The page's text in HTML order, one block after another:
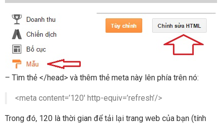
– Tìm thẻ </head> và thêm thẻ meta này lên phía trên nó:
<meta content=’120′ http-equiv=’refresh’/>
Trong đó, 120 là thời gian để tải lại trang web của bạn (tính